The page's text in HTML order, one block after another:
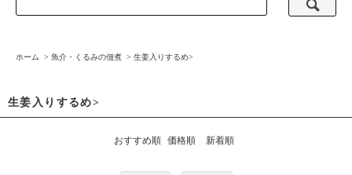
ホーム > 魚介・くるみの佃煮 > 生姜入りするめ>
生姜入りするめ>
おすすめ順 価格順 新着順